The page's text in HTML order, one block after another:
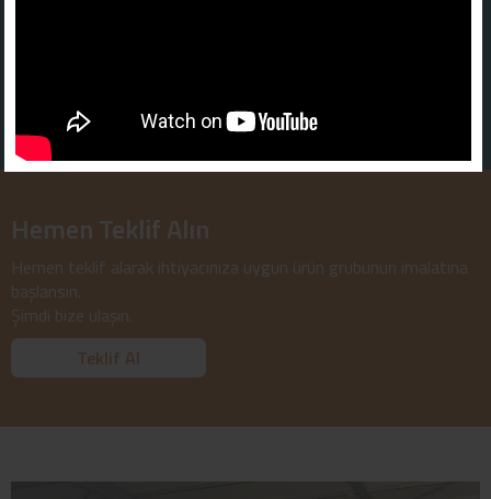
Hemen Teklif Alın
Hemen teklif alarak ihtiyacınıza uygun ürün grubunun imalatına
başlansın.
Şimdi bize ulaşın.
Teklif Al